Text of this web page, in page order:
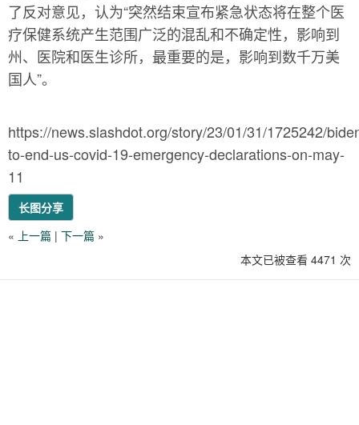
了反对意见，认为“突然结束宣布紧急状态将在整个医
疗保健系统产生范围广泛的混乱和不确定性，影响到
州、医院和医生诊所，最重要的是，影响到数千万美
国人”。
https://news.slashdot.org/story/23/01/31/1725242/
to-end-us-covid-19-emergency-declarations-on-may-
11
长图分享
« 上一篇 | 下一篇 »
本文已被查看 4471 次